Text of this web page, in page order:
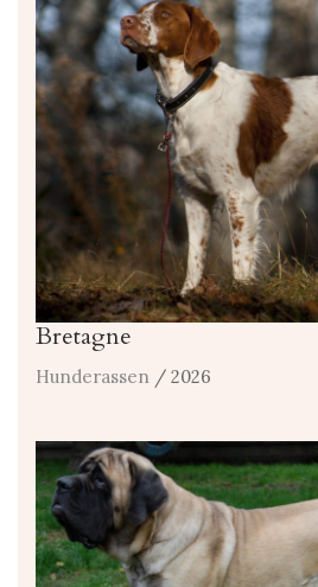
Bretagne
Hunderassen / 2026